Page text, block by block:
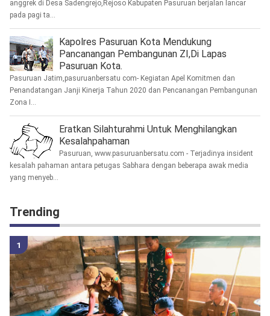
anggrek di Desa Sadengrejo,Rejoso Kabupaten Pasuruan berjalan lancar
pada pagi ta...
Kapolres Pasuruan Kota Mendukung
Pancanangan Pembangunan ZI,Di Lapas
Pasuruan Kota.
Pasuruan Jatim,pasuruanbersatu com- Kegiatan Apel Komitmen dan
Penandatangan Janji Kinerja Tahun 2020 dan Pencanangan Pembangunan
Zona I...
Eratkan Silahturahmi Untuk Menghilangkan
Kesalahpahaman
Pasuruan, www.pasuruanbersatu.com - Terjadinya insident
kesalah pahaman antara petugas Sabhara dengan beberapa awak media
yang menyeb...
Trending